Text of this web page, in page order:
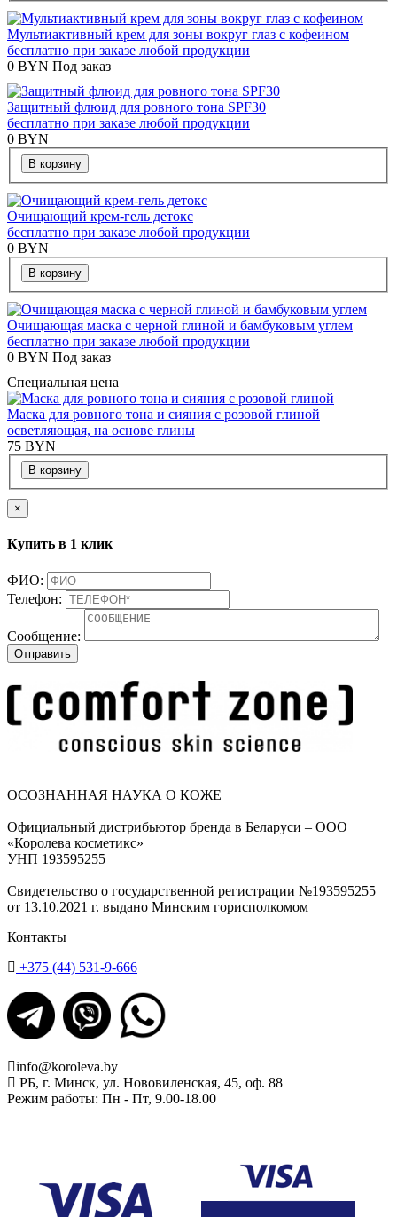
Мультиактивный крем для зоны вокруг глаз с кофеином
бесплатно при заказе любой продукции
0 BYN Под заказ
Защитный флюид для ровного тона SPF30
бесплатно при заказе любой продукции
0 BYN
В корзину
Очищающий крем-гель детокс
бесплатно при заказе любой продукции
0 BYN
В корзину
Очищающая маска с черной глиной и бамбуковым углем
бесплатно при заказе любой продукции
0 BYN Под заказ
Специальная цена
Маска для ровного тона и сияния с розовой глиной
осветляющая, на основе глины
75 BYN
В корзину
×
Купить в 1 клик
ФИО:
Телефон:
Сообщение:
ОСОЗНАННАЯ НАУКА О КОЖЕ
Официальный дистрибьютор бренда в Беларуси – ООО
«Королева косметикс»
УНП 193595255
Свидетельство о государственной регистрации №193595255
от 13.10.2021 г. выдано Минским горисполкомом
Контакты
+375 (44) 531-9-666
info@koroleva.by
РБ, г. Минск, ул. Нововиленская, 45, оф. 88
Режим работы: Пн - Пт, 9.00-18.00